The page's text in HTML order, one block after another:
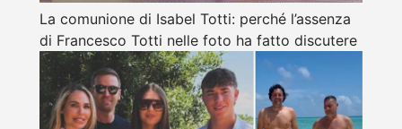
La comunione di Isabel Totti: perché l’assenza
di Francesco Totti nelle foto ha fatto discutere